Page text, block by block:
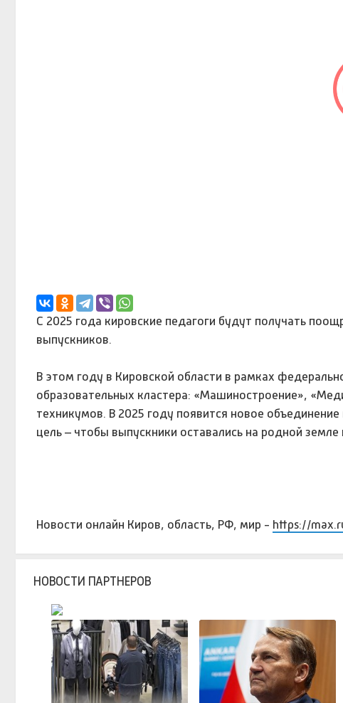
С 2025 года кировские педагоги будут получать
выпускников.
В этом году в Кировской области в рамках
образовательных кластера: «Машиностроение»,
техникумов. В 2025 году появится новое
цель – чтобы выпускники оставались на родной
Новости онлайн Киров, область, РФ, мир - https://
НОВОСТИ ПАРТНЕРОВ